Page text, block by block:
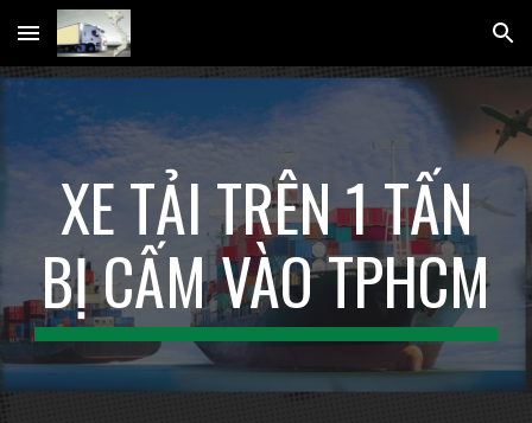
Skip to main content Skip to navigation
XE TẢI TRÊN 1 TẤN
BỊ CẤM VÀO TPHCM